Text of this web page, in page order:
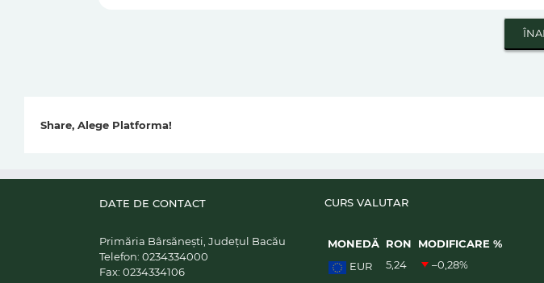
Share, Alege Platforma!
DATE DE CONTACT
Primăria Bârsănești, Județul Bacău
Telefon: 0234334000
Fax: 0234334106
CURS VALUTAR
MONEDĂ RON
MODIFICARE %
EUR
5,24 –0,28%